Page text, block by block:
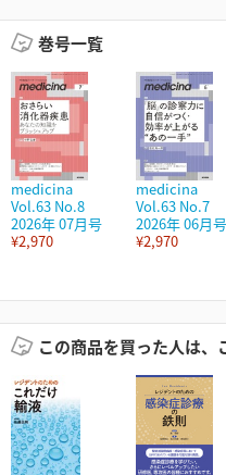
巻号一覧
medicina
Vol.63 No.8
2026年 07月号
¥2,970
medicina
Vol.63 No.7
2026年 06月号
¥2,970
この商品を買った人は、